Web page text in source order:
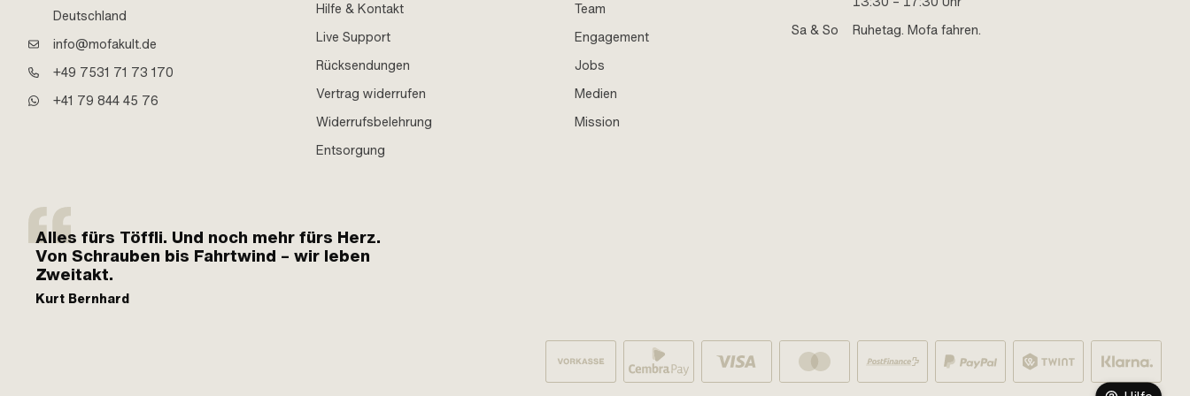
Deutschland
info@mofakult.de
+49 7531 71 73 170
+41 79 844 45 76
Hilfe & Kontakt
Live Support
Rücksendungen
Vertrag widerrufen
Widerrufsbelehrung
Entsorgung
Team
Engagement
Jobs
Medien
Mission
Sa & So
Ruhetag. Mofa fahren.
Alles fürs Töffli. Und noch mehr fürs Herz.
Von Schrauben bis Fahrtwind – wir leben
Zweitakt.
Kurt Bernhard